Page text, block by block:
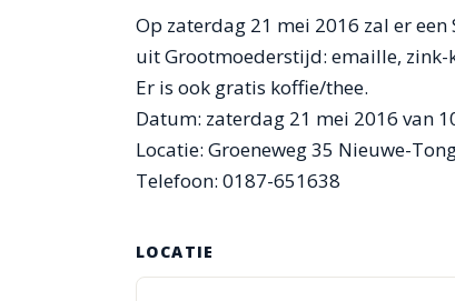
Op zaterdag 21 mei 2016 zal er
uit Grootmoederstijd: emaille, zink-
Er is ook gratis koffie/thee.
Datum: zaterdag 21 mei 2016 van
Locatie: Groeneweg 35 Nieuwe-
Telefoon: 0187-651638
LOCATIE